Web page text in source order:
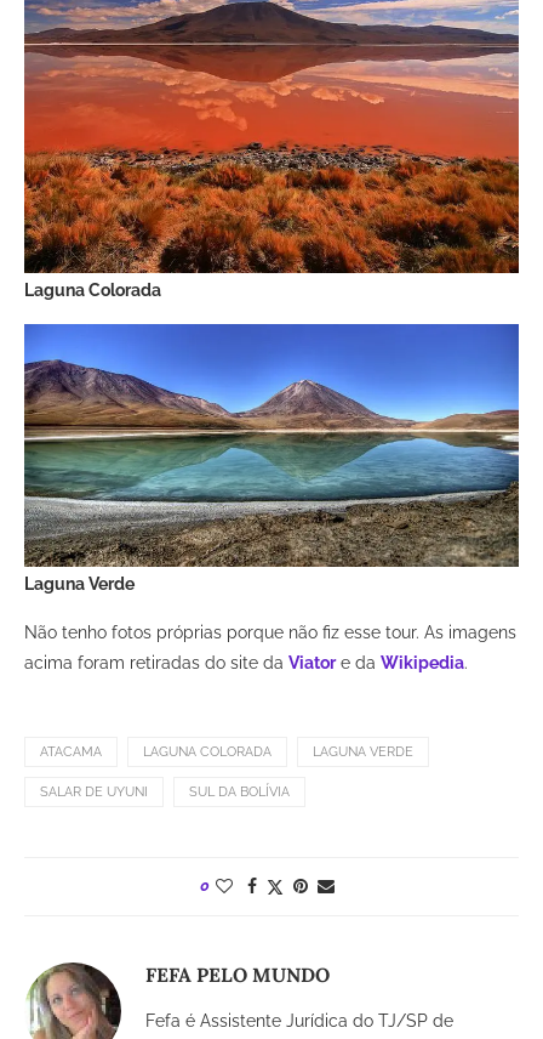
Laguna Colorada
Laguna Verde
Não tenho fotos próprias porque não fiz esse tour. As imagens
acima foram retiradas do site da Viatore da Wikipedia.
ATACAMA LAGUNA COLORADA LAGUNA VERDE
SALAR DE UYUNI SUL DA BOLÍVIA
0
FEFA PELO MUNDO
Fefa é Assistente Jurídica do TJ/SP de